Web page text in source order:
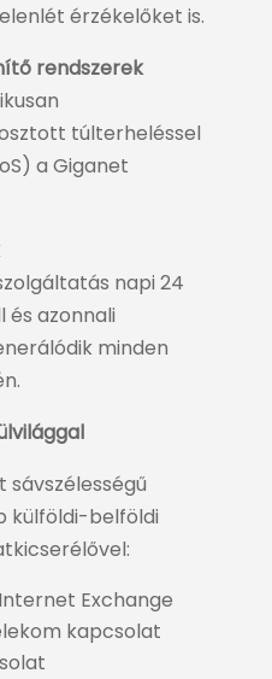
érzékelőket is.
rendszerek
túlterheléssel
a Giganet
napi 24
azonnali
minden
sávszélességű
külföldi-belföldi
Exchange
kapcsolat